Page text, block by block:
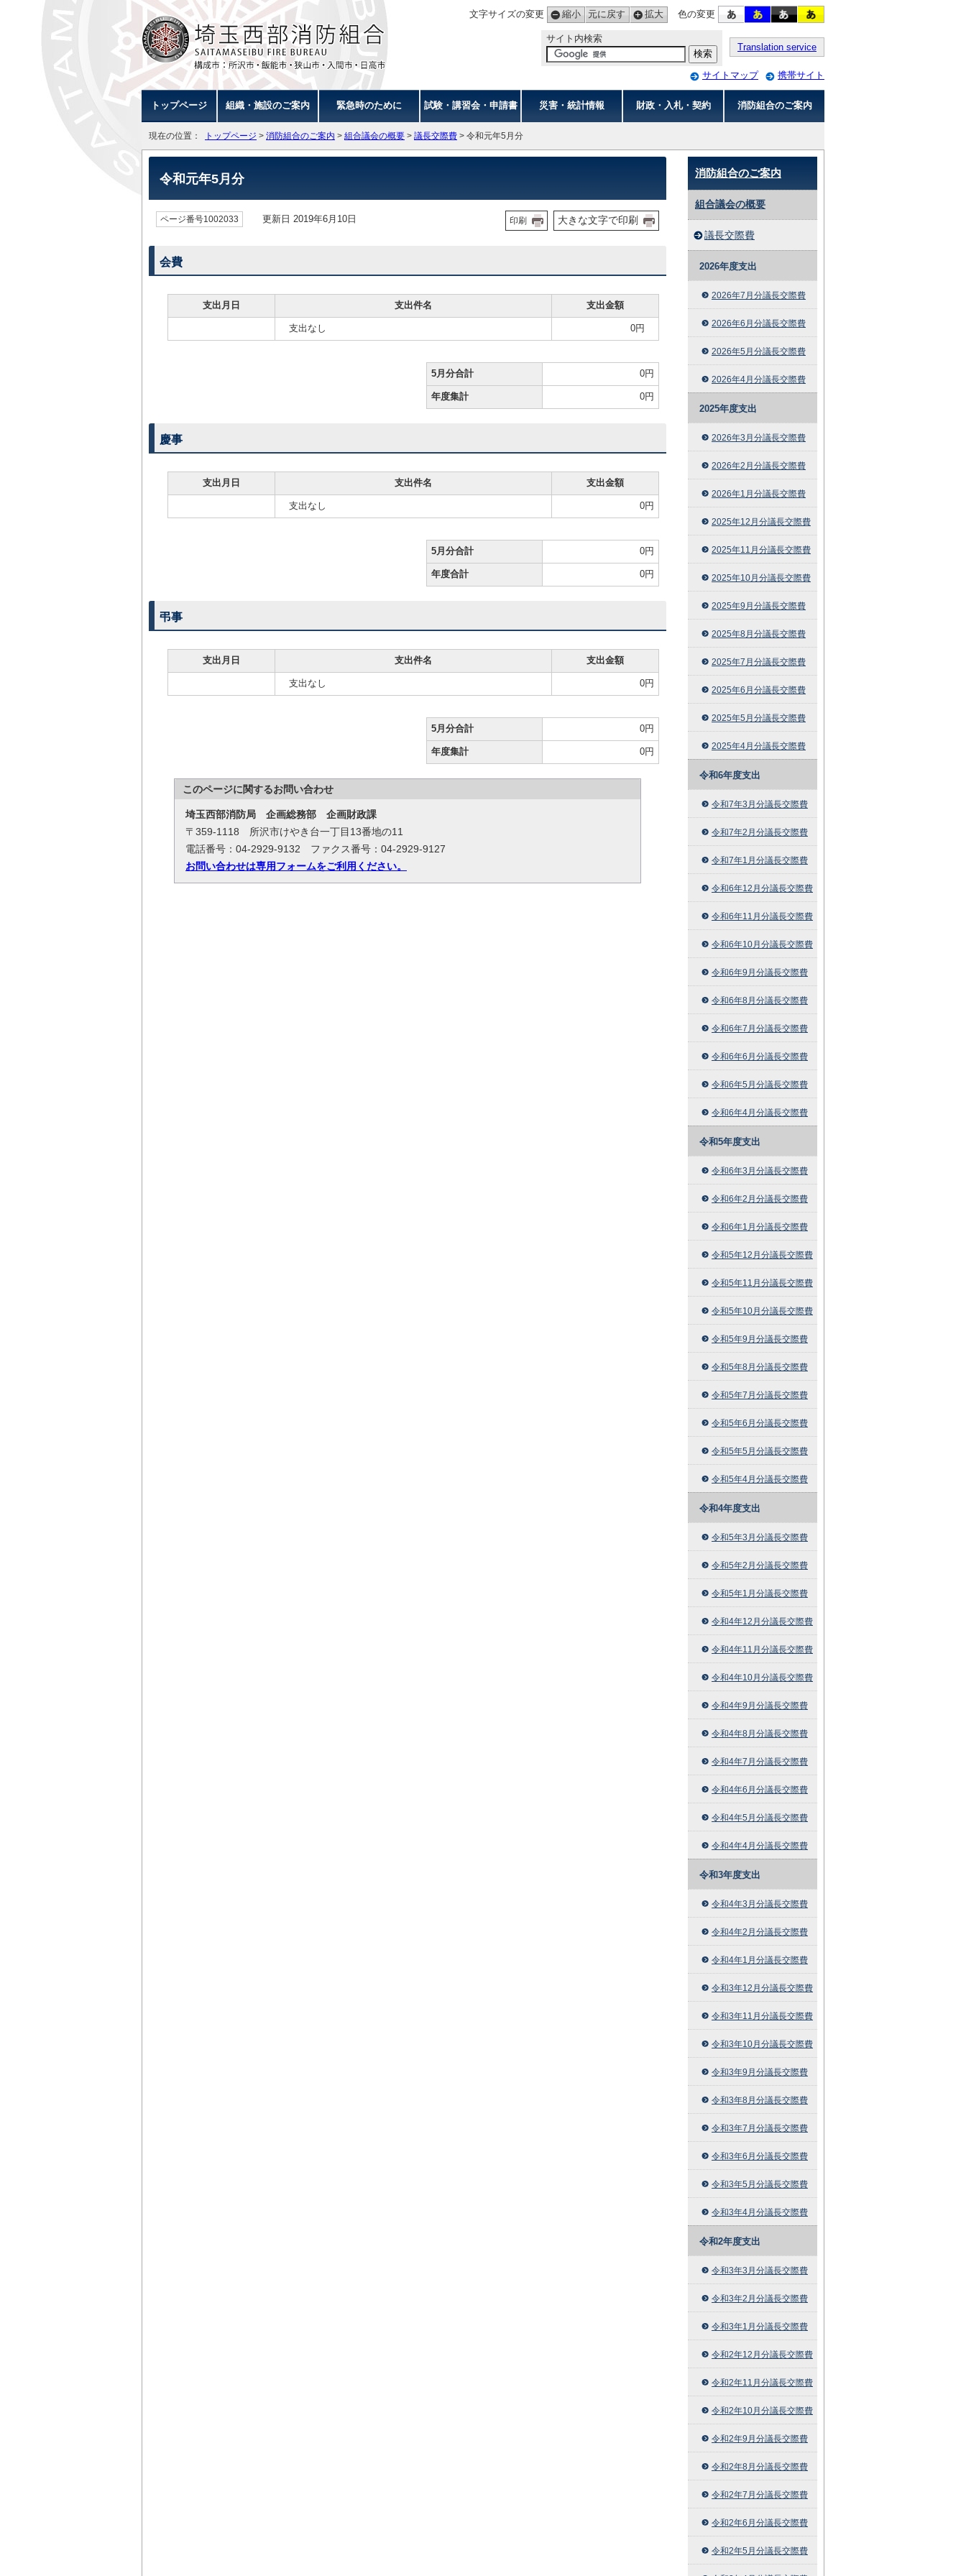
文字サイズの変更 縮小 元に戻す 拡大 色の変更
サイト内検索
Translation service
サイトマップ 携帯サイト
トップページ 組織・施設のご案内 緊急時のために 試験・講習会・申請書 災害・統計情報 財政・入札・契約 消防組合のご案内
現在の位置： トップページ > 消防組合のご案内 > 組合議会の概要 > 議長交際費 > 令和元年5月分
令和元年5月分
ページ番号1002033 更新日 2019年6月10日 印刷 大きな文字で印刷
会費
支出月日 支出件名 支出金額
支出なし 0円
5月分合計 0円
年度集計 0円
慶事
支出月日 支出件名 支出金額
支出なし 0円
5月分合計 0円
年度合計 0円
弔事
支出月日 支出件名 支出金額
支出なし 0円
5月分合計 0円
年度集計 0円
このページに関するお問い合わせ
埼玉西部消防局 企画総務部 企画財政課
〒359-1118 所沢市けやき台一丁目13番地の11
電話番号：04-2929-9132 ファクス番号：04-2929-9127
お問い合わせは専用フォームをご利用ください。
消防組合のご案内
組合議会の概要
議長交際費
2026年度支出
2026年7月分議長交際費
2026年6月分議長交際費
2026年5月分議長交際費
2026年4月分議長交際費
2025年度支出
2026年3月分議長交際費
2026年2月分議長交際費
2026年1月分議長交際費
2025年12月分議長交際費
2025年11月分議長交際費
2025年10月分議長交際費
2025年9月分議長交際費
2025年8月分議長交際費
2025年7月分議長交際費
2025年6月分議長交際費
2025年5月分議長交際費
2025年4月分議長交際費
令和6年度支出
令和7年3月分議長交際費
令和7年2月分議長交際費
令和7年1月分議長交際費
令和6年12月分議長交際費
令和6年11月分議長交際費
令和6年10月分議長交際費
令和6年9月分議長交際費
令和6年8月分議長交際費
令和6年7月分議長交際費
令和6年6月分議長交際費
令和6年5月分議長交際費
令和6年4月分議長交際費
令和5年度支出
令和6年3月分議長交際費
令和6年2月分議長交際費
令和6年1月分議長交際費
令和5年12月分議長交際費
令和5年11月分議長交際費
令和5年10月分議長交際費
令和5年9月分議長交際費
令和5年8月分議長交際費
令和5年7月分議長交際費
令和5年6月分議長交際費
令和5年5月分議長交際費
令和5年4月分議長交際費
令和4年度支出
令和5年3月分議長交際費
令和5年2月分議長交際費
令和5年1月分議長交際費
令和4年12月分議長交際費
令和4年11月分議長交際費
令和4年10月分議長交際費
令和4年9月分議長交際費
令和4年8月分議長交際費
令和4年7月分議長交際費
令和4年6月分議長交際費
令和4年5月分議長交際費
令和4年4月分議長交際費
令和3年度支出
令和4年3月分議長交際費
令和4年2月分議長交際費
令和4年1月分議長交際費
令和3年12月分議長交際費
令和3年11月分議長交際費
令和3年10月分議長交際費
令和3年9月分議長交際費
令和3年8月分議長交際費
令和3年7月分議長交際費
令和3年6月分議長交際費
令和3年5月分議長交際費
令和3年4月分議長交際費
令和2年度支出
令和3年3月分議長交際費
令和3年2月分議長交際費
令和3年1月分議長交際費
令和2年12月分議長交際費
令和2年11月分議長交際費
令和2年10月分議長交際費
令和2年9月分議長交際費
令和2年8月分議長交際費
令和2年7月分議長交際費
令和2年6月分議長交際費
令和2年5月分議長交際費